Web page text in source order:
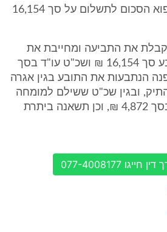
לאחר הניכוי עומד איפוא הסכום לתשלום על סך 16,154
מקבלת את התביעה ומחייבת את
הנתבעות לשלם לתובע סך 16,154 ₪ ושכ"ט עו"ד בסך
הנתבעות את התובע בגין אגרה
ובגין שכ"ט ששילם למומחה
מטעם בית-המשפט בסך 4,872 ₪, וכן תשאנה ביתרת
077-4008177